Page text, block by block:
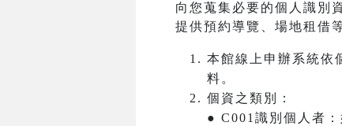
向您蒐集必要的個人識別
提供預約導覽、場地租借
本館線上申辦系統依
料。
個資之類別：
● C001識別個人者